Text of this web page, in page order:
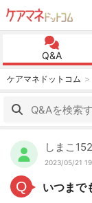
Q&A
ケアマネドットコム
しまこ
2023/05/21
Q
いつまで